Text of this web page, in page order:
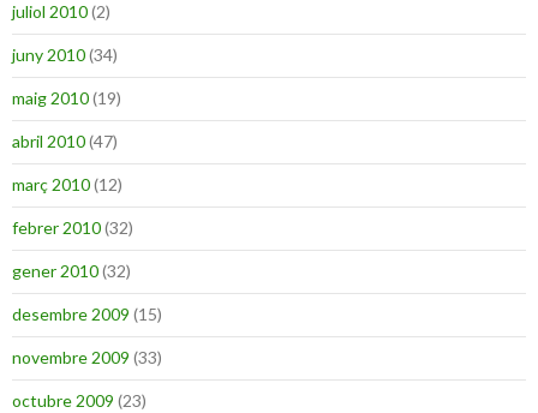
juliol 2010(2)
juny 2010(34)
maig 2010(19)
abril 2010(47)
març 2010(12)
febrer 2010(32)
gener 2010(32)
desembre 2009 (15)
novembre 2009 (33)
octubre 2009 (23)